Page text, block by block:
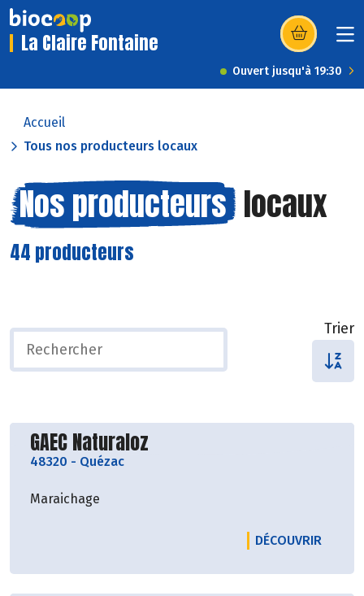
La Claire Fontaine (s’ouvre dans
Ouvert jusqu'à 19:30
Accueil
Tous nos producteurs locaux
Nos producteurs locaux
44 producteurs
Trier
Découvrir le producteur
GAEC Naturaloz
48320 - Quézac
Maraichage
DÉCOUVRIR